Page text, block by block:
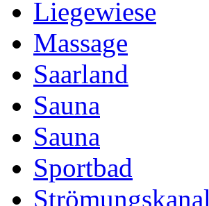
Liegewiese
Massage
Saarland
Sauna
Sauna
Sportbad
Strömungskanal